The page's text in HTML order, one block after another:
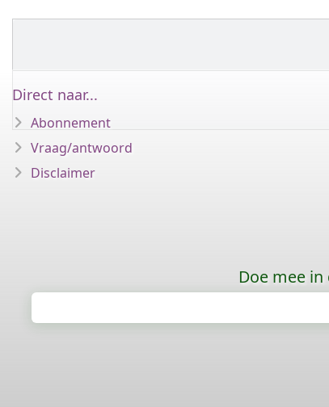
Direct naar...
Abonnement
Vraag/antwoord
Disclaimer
Doe mee